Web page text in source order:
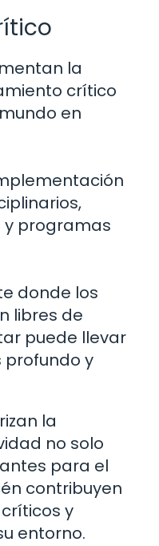
la
crítico
en
programas
donde los
libres de
puede llevar
profundo y
la
no solo
para el
contribuyen
y
entorno.